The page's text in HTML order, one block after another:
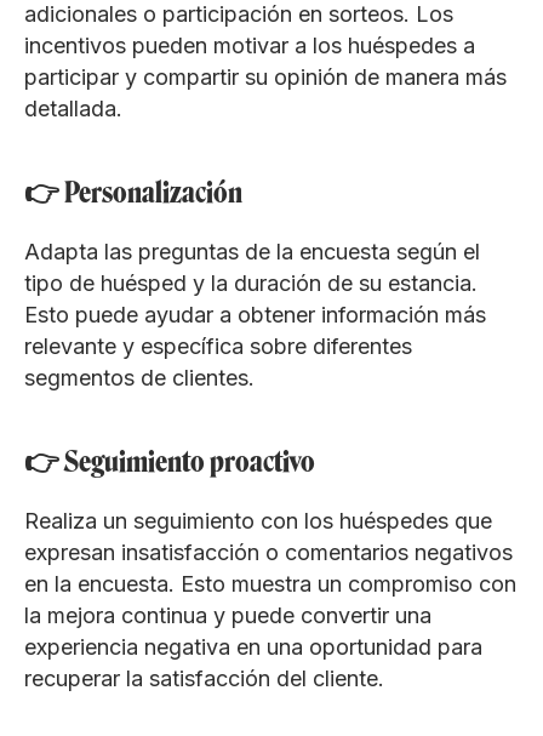
adicionales o participación en sorteos. Los
incentivos pueden motivar a los huéspedes a
participar y compartir su opinión de manera más
detallada.
👉 Personalización
Adapta las preguntas de la encuesta según el
tipo de huésped y la duración de su estancia.
Esto puede ayudar a obtener información más
relevante y específica sobre diferentes
segmentos de clientes.
👉 Seguimiento proactivo
Realiza un seguimiento con los huéspedes que
expresan insatisfacción o comentarios negativos
en la encuesta. Esto muestra un compromiso con
la mejora continua y puede convertir una
experiencia negativa en una oportunidad para
recuperar la satisfacción del cliente.